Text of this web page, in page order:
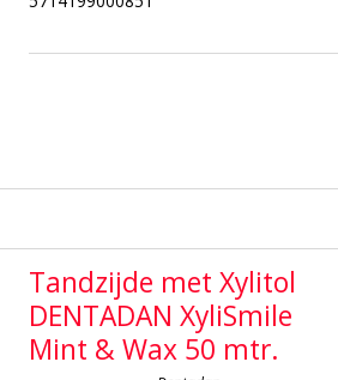
Tandzijde met Xylitol
DENTADAN XyliSmile
Mint & Wax 50 mtr.